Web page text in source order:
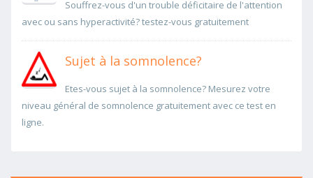
Souffrez-vous d'un trouble déficitaire de l'attention
avec ou sans hyperactivité? testez-vous gratuitement
Sujet à la somnolence?
Etes-vous sujet à la somnolence? Mesurez votre
niveau général de somnolence gratuitement avec ce test en
ligne.